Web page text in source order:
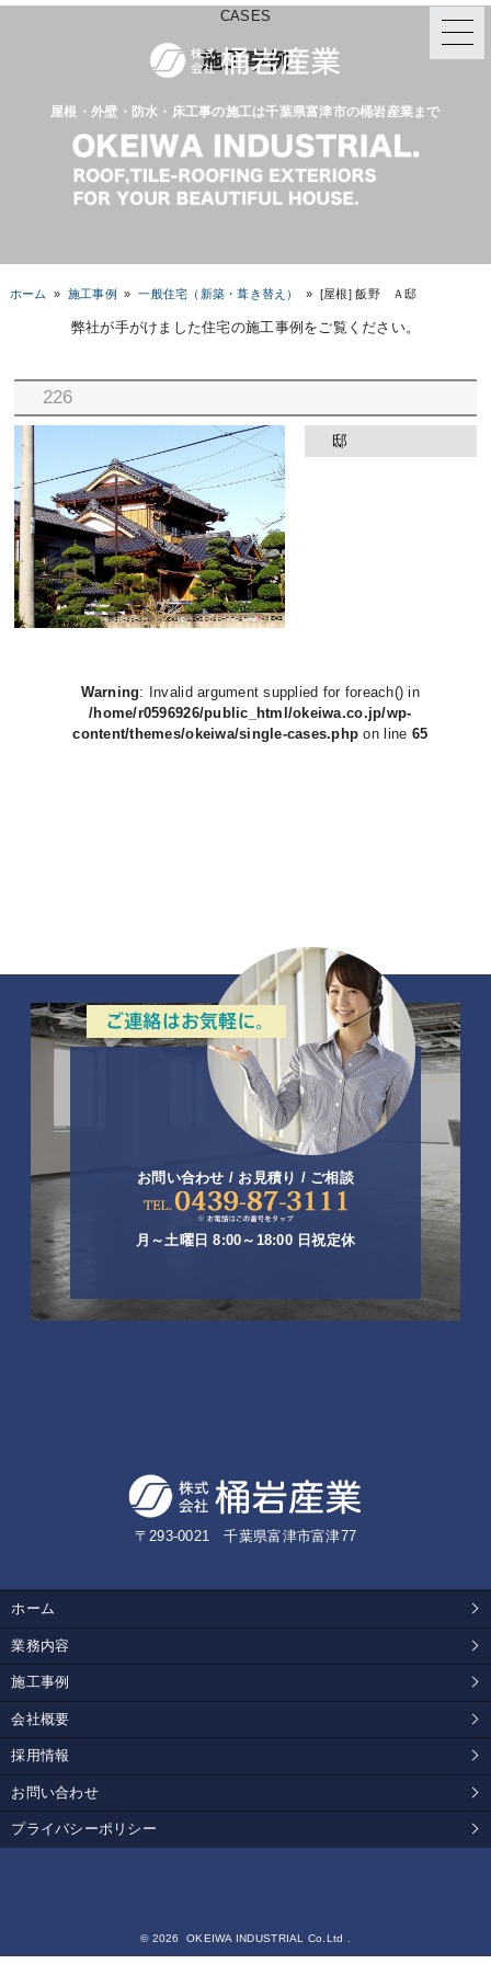
屋根・外壁・防水・床工事の施工は千葉県富津市の桶岩産業まで
CASES
施工事例
ホーム » 施工事例 »一般住宅（新築・葺き替え） » [屋根] 飯野 Ａ邸
弊社が手がけました住宅の施工事例をご覧ください。
226
邸
Warning: Invalid argument supplied for foreach() in
/home/r0596926/public_html/okeiwa.co.jp/wp-
content/themes/okeiwa/single-cases.php on line 65
お問い合わせ / お見積り / ご相談
月～土曜日 8:00～18:00 日祝定休
〒293-0021 千葉県富津市富津77
ホーム
業務内容
施工事例
会社概要
採用情報
お問い合わせ
プライバシーポリシー
© 2026 OKEIWA INDUSTRIAL Co.Ltd .